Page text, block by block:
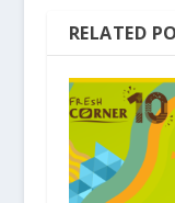
RELATED